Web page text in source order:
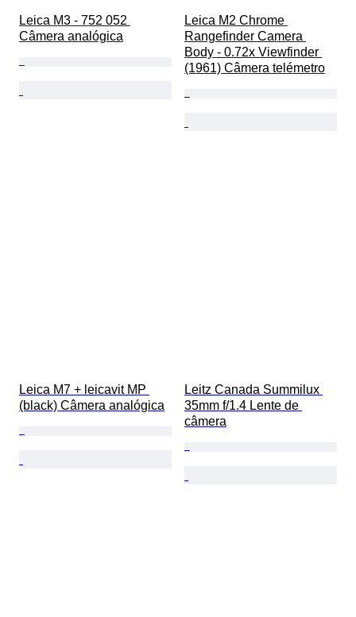
Leica M3 - 752 052
Câmera analógica
Leica M2 Chrome
Rangefinder Camera
Body - 0.72x Viewfinder
(1961) Câmera telémetro
Leica M7 + leicavit MP
(black) Câmera analógica
Leitz Canada Summilux
35mm f/1.4 Lente de
câmera